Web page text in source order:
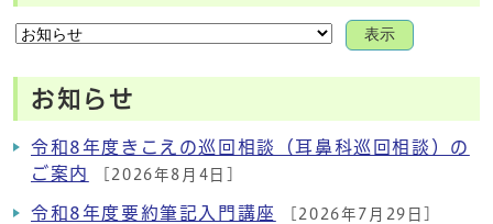
表示
お知らせ
令和8年度きこえの巡回相談（耳鼻科巡回相談）の
ご案内
[2026年8月4日]
令和8年度要約筆記入門講座 [2026年7月29日]